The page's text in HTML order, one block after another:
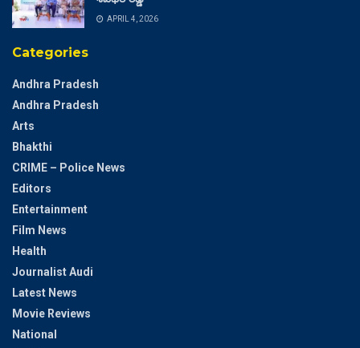
APRIL 4, 2026
Categories
Andhra Pradesh
Andhra Pradesh
Arts
Bhakthi
CRIME – Police News
Editors
Entertainment
Film News
Health
Journalist Audi
Latest News
Movie Reviews
National